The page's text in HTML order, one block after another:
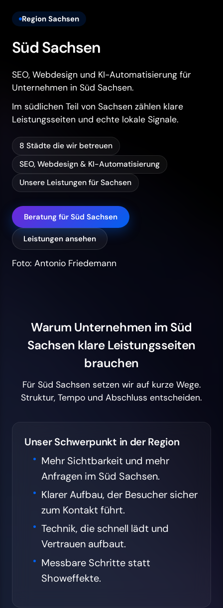
Region Sachsen
Süd Sachsen
SEO, Webdesign und KI-Automatisierung für
Unternehmen in Süd Sachsen.
Im südlichen Teil von Sachsen zählen klare
Leistungsseiten und echte lokale Signale.
8 Städte die wir betreuen
SEO, Webdesign & KI-Automatisierung
Unsere Leistungen für Sachsen
Beratung für Süd Sachsen
Leistungen ansehen
Foto: Antonio Friedemann
Warum Unternehmen im Süd
Sachsen klare Leistungsseiten
brauchen
Für Süd Sachsen setzen wir auf kurze Wege.
Struktur, Tempo und Abschluss entscheiden.
Unser Schwerpunkt in der Region
Mehr Sichtbarkeit und mehr
Anfragen im Süd Sachsen.
Klarer Aufbau, der Besucher sicher
zum Kontakt führt.
Technik, die schnell lädt und
Vertrauen aufbaut.
Messbare Schritte statt
Showeffekte.